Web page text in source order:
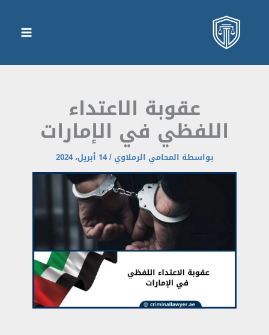
عقوبة الاعتداء
اللفظي في الإمارات
المحامي الرملاوي/14 أبريل، 2024